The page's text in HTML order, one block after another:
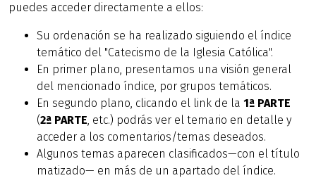
puedes acceder directamente a ellos:
Su ordenación se ha realizado siguiendo el índice
temático del "Catecismo de la Iglesia Católica".
En primer plano, presentamos una visión general
del mencionado índice, por grupos temáticos.
En segundo plano, clicando el link de la 1ª PARTE
(2ª PARTE, etc.) podrás ver el temario en detalle y
acceder a los comentarios/temas deseados.
Algunos temas aparecen clasificados—con el título
matizado— en más de un apartado del índice.